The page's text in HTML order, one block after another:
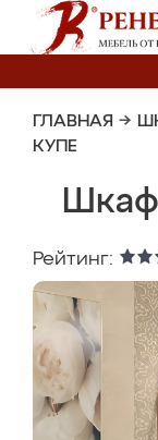
ГЛАВНАЯ →
КУПЕ
Рейтинг: